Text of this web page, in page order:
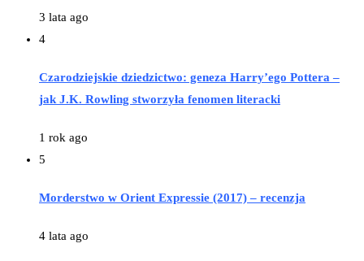
3 lata ago
4
Czarodziejskie dziedzictwo: geneza Harry’ego Pottera –
jak J.K. Rowling stworzyła fenomen literacki
1 rok ago
5
Morderstwo w Orient Expressie (2017) – recenzja
4 lata ago